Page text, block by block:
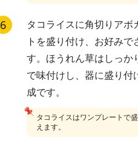
6
タコライスに角切りア
トを盛り付け、お好み
す。ほうれん草はしっか
で味付けし、器に盛り
成です。
タコライスはワンプレートで
えます。
📌